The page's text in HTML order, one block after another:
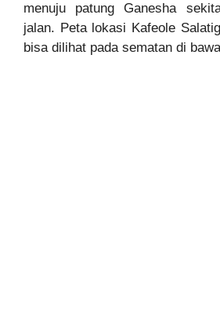
menuju patung Ganesha
jalan. Peta lokasi Kafeole
bisa dilihat pada sematan di